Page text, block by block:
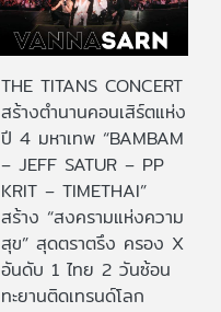
THE TITANS CONCERT
สร้างตำนานคอนเสิร์ตแห่ง
ปี 4 มหาเทพ “BAMBAM
– JEFF SATUR – PP
KRIT – TIMETHAI”
สร้าง “สงครามแห่งความ
สุข” สุดตราตรึง ครอง X
อันดับ 1 ไทย 2 วันซ้อน
ทะยานติดเทรนด์โลก